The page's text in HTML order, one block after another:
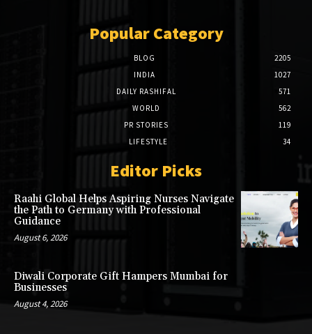
Popular Category
BLOG
2205
INDIA
1027
DAILY RASHIFAL
571
WORLD
562
PR STORIES
119
LIFESTYLE
34
Editor Picks
Raahi Global Helps Aspiring Nurses Navigate
the Path to Germany with Professional
Guidance
August 6, 2026
Diwali Corporate Gift Hampers Mumbai for
Businesses
August 4, 2026